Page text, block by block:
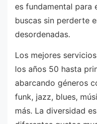
es fundamental para
buscas sin perderte
desordenadas.
Los mejores
los años 50 hasta
abarcando géneros
funk, jazz, blues,
más. La diversidad